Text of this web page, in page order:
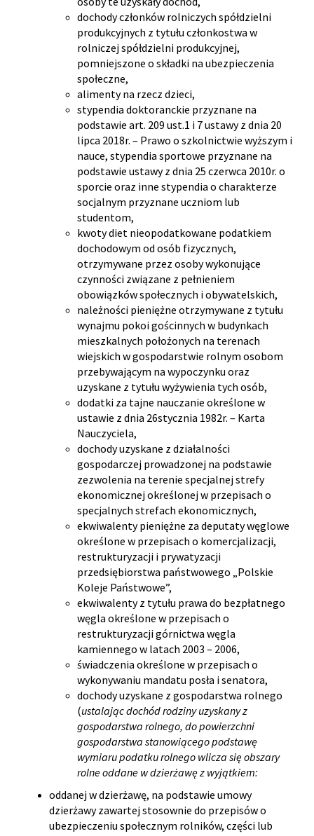
dochody członków rolniczych spółdzielni
produkcyjnych z tytułu członkostwa w
rolniczej spółdzielni produkcyjnej,
pomniejszone o składki na ubezpieczenia
społeczne,
alimenty na rzecz dzieci,
stypendia doktoranckie przyznane na
podstawie art. 209 ust.1 i 7 ustawy z dnia 20
lipca 2018r. – Prawo o szkolnictwie wyższym i
nauce, stypendia sportowe przyznane na
podstawie ustawy z dnia 25 czerwca 2010r. o
sporcie oraz inne stypendia o charakterze
socjalnym przyznane uczniom lub
studentom,
kwoty diet nieopodatkowane podatkiem
dochodowym od osób fizycznych,
otrzymywane przez osoby wykonujące
czynności związane z pełnieniem
obowiązków społecznych i obywatelskich,
należności pieniężne otrzymywane z tytułu
wynajmu pokoi gościnnych w budynkach
mieszkalnych położonych na terenach
wiejskich w gospodarstwie rolnym osobom
przebywającym na wypoczynku oraz
uzyskane z tytułu wyżywienia tych osób,
dodatki za tajne nauczanie określone w
ustawie z dnia 26stycznia 1982r. – Karta
Nauczyciela,
dochody uzyskane z działalności
gospodarczej prowadzonej na podstawie
zezwolenia na terenie specjalnej strefy
ekonomicznej określonej w przepisach o
specjalnych strefach ekonomicznych,
ekwiwalenty pieniężne za deputaty węglowe
określone w przepisach o komercjalizacji,
restrukturyzacji i prywatyzacji
przedsiębiorstwa państwowego „Polskie
Koleje Państwowe”,
ekwiwalenty z tytułu prawa do bezpłatnego
węgla określone w przepisach o
restrukturyzacji górnictwa węgla
kamiennego w latach 2003 – 2006,
świadczenia określone w przepisach o
wykonywaniu mandatu posła i senatora,
dochody uzyskane z gospodarstwa rolnego
(ustalając dochód rodziny uzyskany z
gospodarstwa rolnego, do powierzchni
gospodarstwa stanowiącego podstawę
wymiaru podatku rolnego wlicza się obszary
rolne oddane w dzierżawę z wyjątkiem:
oddanej w dzierżawę, na podstawie umowy
dzierżawy zawartej stosownie do przepisów o
ubezpieczeniu społecznym rolników, części lub